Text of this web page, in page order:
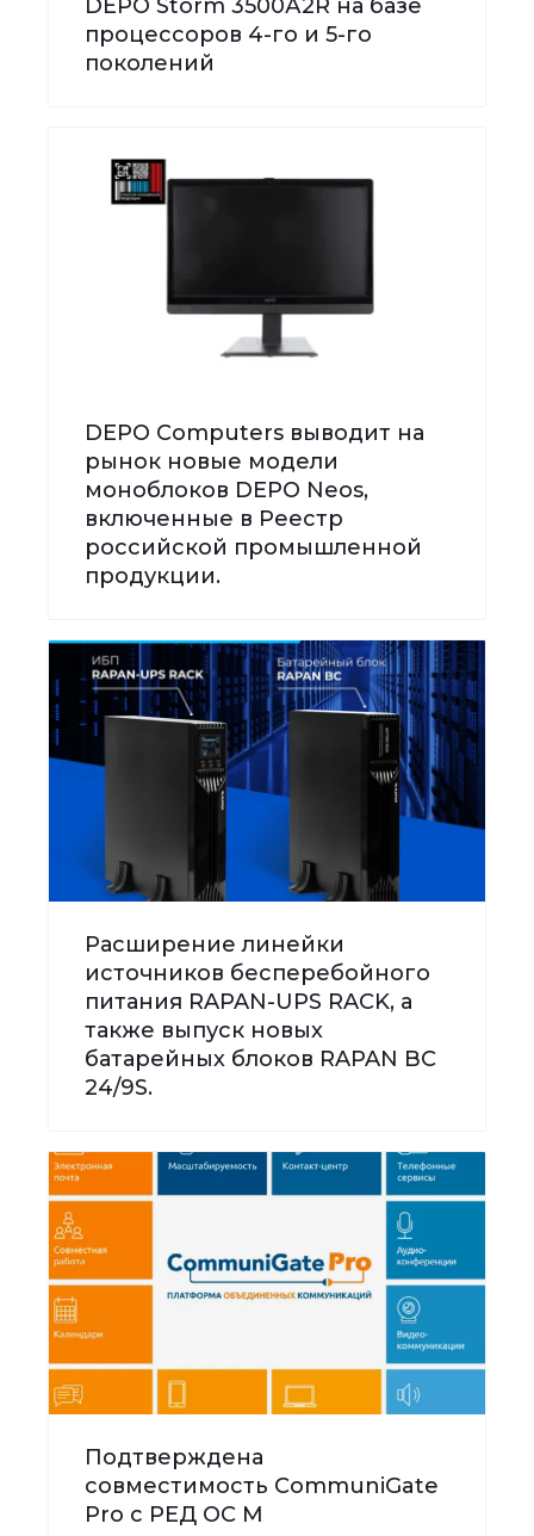
DEPO Storm 3500А2R на базе
процессоров 4-го и 5-го
поколений
DEPO Computers выводит на
рынок новые модели
моноблоков DEPO Neos,
включенные в Реестр
российской промышленной
продукции.
Расширение линейки
источников бесперебойного
питания RAPAN-UPS RACK, а
также выпуск новых
батарейных блоков RAPAN BC
24/9S.
Подтверждена
совместимость CommuniGate
Pro с РЕД ОС М